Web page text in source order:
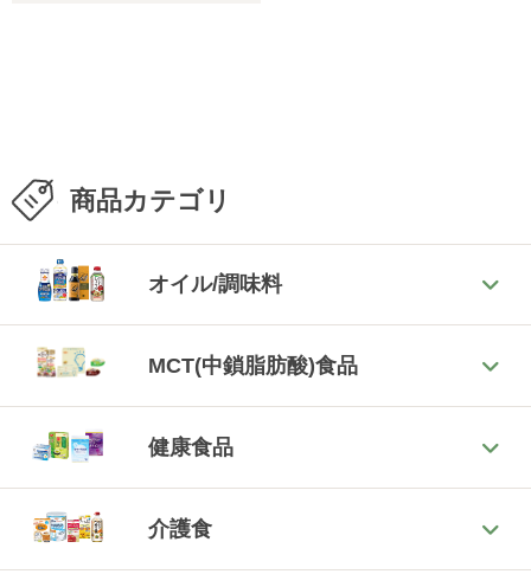
商品カテゴリ
オイル/調味料
MCT(中鎖脂肪酸)食品
健康食品
介護食